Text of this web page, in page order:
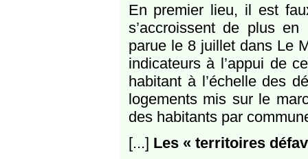
En premier lieu, il est
s’accroissent de plus
parue le 8 juillet dans Le
indicateurs à l’appui de
habitant à l’échelle des
logements mis sur le
des habitants par
[...] Les « territoires